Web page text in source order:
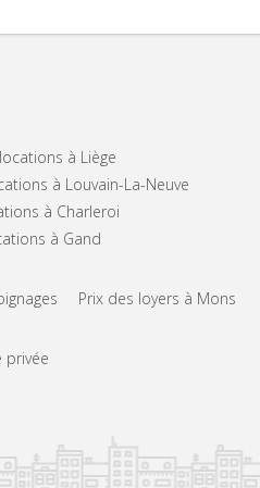
à Liège
à Louvain-La-Neuve
à Charleroi
à Gand
Prix des loyers à Mons
privée